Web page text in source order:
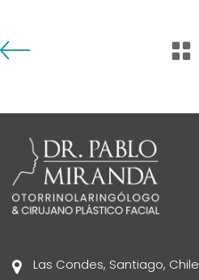
Las Condes, Santiago, Chile